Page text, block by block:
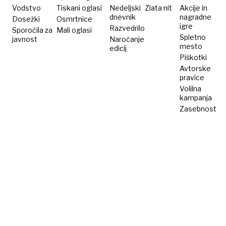
Vodstvo
Dosežki
Sporočila za
javnost
Tiskani oglasi
Osmrtnice
Mali oglasi
Nedeljski
dnevnik
Razvedrilo
Naročanje
edicij
Zlata nit
Akcije in
nagradne
igre
Spletno
mesto
Piškotki
Avtorske
pravice
Volilna
kampanja
Zasebnost